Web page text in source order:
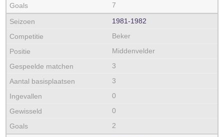
7
1981‑1982
Beker
Middenvelder
3
3
0
0
2